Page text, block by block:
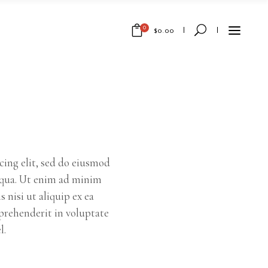
0 $0.00
elit, sed do eiusmod
Ut enim ad minim
nisi ut aliquip ex ea
in voluptate